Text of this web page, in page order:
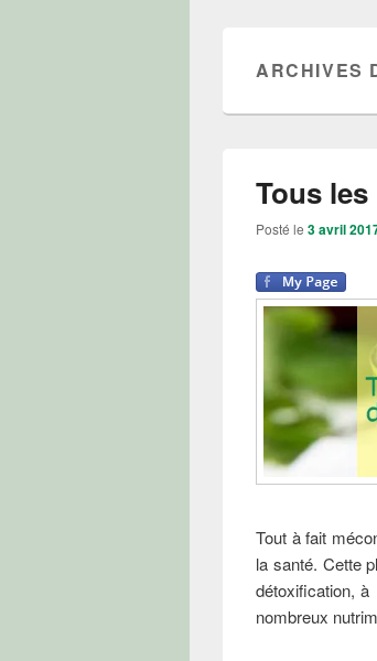
ARCHIVES
Tous
Posté le 3 avril
Tout à fait
la santé. Cette
détoxification, à
nombreux